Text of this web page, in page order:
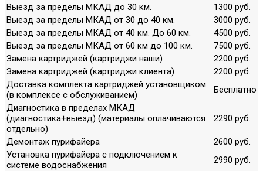
Выезд за пределы МКАД до 30 км.
1300 руб.
Выезд за пределы МКАД от 30 до 40 км.
3000 руб.
Выезд за пределы МКАД от 40 км. До 60 км.
4500 руб.
Выезд за пределы МКАД от 60 км до 100 км.
7500 руб.
Замена картриджей (картриджи наши)
2200 руб.
Замена картриджей (картриджи клиента)
2200 руб.
Доставка комплекта картриджей установщиком
(в комплексе с обслуживанием)
Бесплатно
Диагностика в пределах МКАД
(диагностика+выезд) (материалы оплачиваются
отдельно)
2290 руб.
Демонтаж пурифайера
2600 руб.
Установка пурифайера с подключением к
системе водоснабжения
2990 руб.